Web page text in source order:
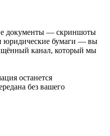
документы — скриншоты
юридические бумаги — вы
канал, который мы
останется
без вашего